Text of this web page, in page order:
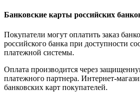
Банковские карты российских
Покупатели могут оплатить заказ
российского банка при доступности
платежной системы.
Оплата производится через
платежного партнера. Интернет-
банковских карт покупателей.